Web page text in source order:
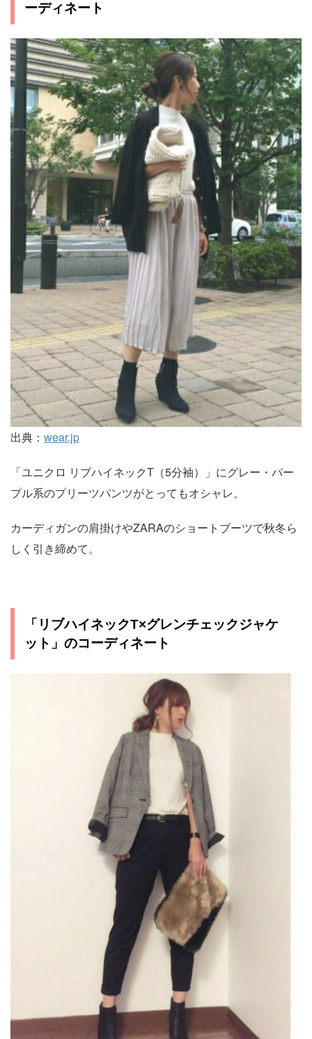
ーディネート
出典： wear.jp
「ユニクロ リブハイネックT（5分袖）」にグレー・パー
プル系のプリーツパンツがとってもオシャレ。
カーディガンの肩掛けやZARAのショートブーツで秋冬ら
しく引き締めて。
「リブハイネックT×グレンチェックジャケ
ット」のコーディネート